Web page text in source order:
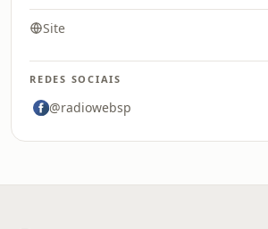
Site
REDES SOCIAIS
@radiowebsp